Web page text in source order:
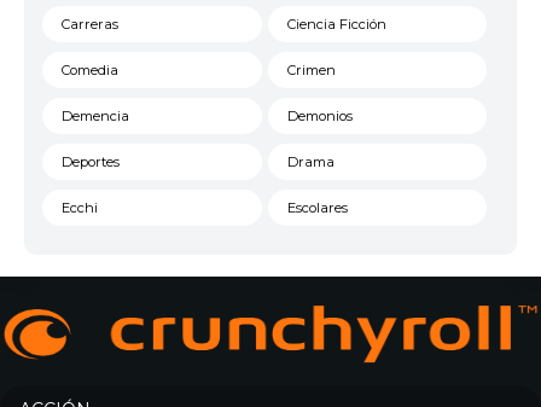
Carreras Ciencia Ficción
Comedia Crimen
Demencia Demonios
Deportes Drama
Ecchi Escolares
Historico Infantil